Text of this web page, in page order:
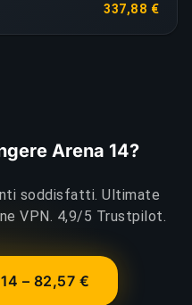
337,88 €
Arena 14?
soddisfatti. Ultimate
VPN. 4,9/5 Trustpilot.
– 82,57 €